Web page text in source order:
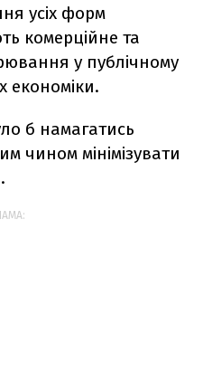
усіх форм
комерційне та
у публічному
економіки.
б намагатись
чином мінімізувати